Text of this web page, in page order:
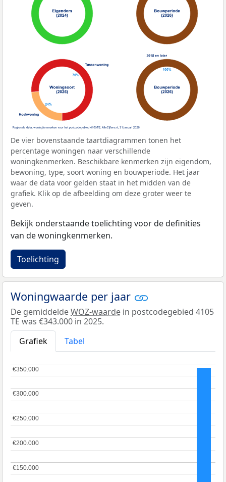
De vier bovenstaande taartdiagrammen tonen het
percentage woningen naar verschillende
woningkenmerken. Beschikbare kenmerken zijn eigendom,
bewoning, type, soort woning en bouwperiode. Het jaar
waar de data voor gelden staat in het midden van de
grafiek. Klik op de afbeelding om deze groter weer te
geven.
Bekijk onderstaande toelichting voor de definities
van de woningkenmerken.
Toelichting
Woningwaarde per jaar
De gemiddeldeWOZ-waarde in postcodegebied 4105
TE was €343.000 in 2025.
Grafiek
Tabel
€150.000
€150.000
€200.000
€200.000
€250.000
€250.000
€300.000
€300.000
€350.000
€350.000